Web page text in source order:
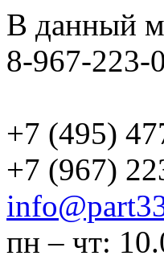
В данный
8-967-223-
+7 (495)
+7 (967)
пн – чт: